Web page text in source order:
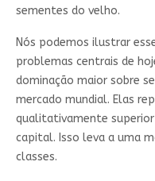
sementes do velho.
Nós podemos ilustrar
problemas centrais de
dominação maior sobre
mercado mundial. Elas
qualitativamente
capital. Isso leva a uma
classes.